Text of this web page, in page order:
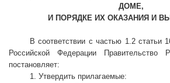
ДОМЕ,
И ПОРЯДКЕ ИХ ОКАЗАНИЯ И
В соответствии с частью 1.2 статьи
Российской Федерации Правительство
постановляет:
1. Утвердить прилагаемые: